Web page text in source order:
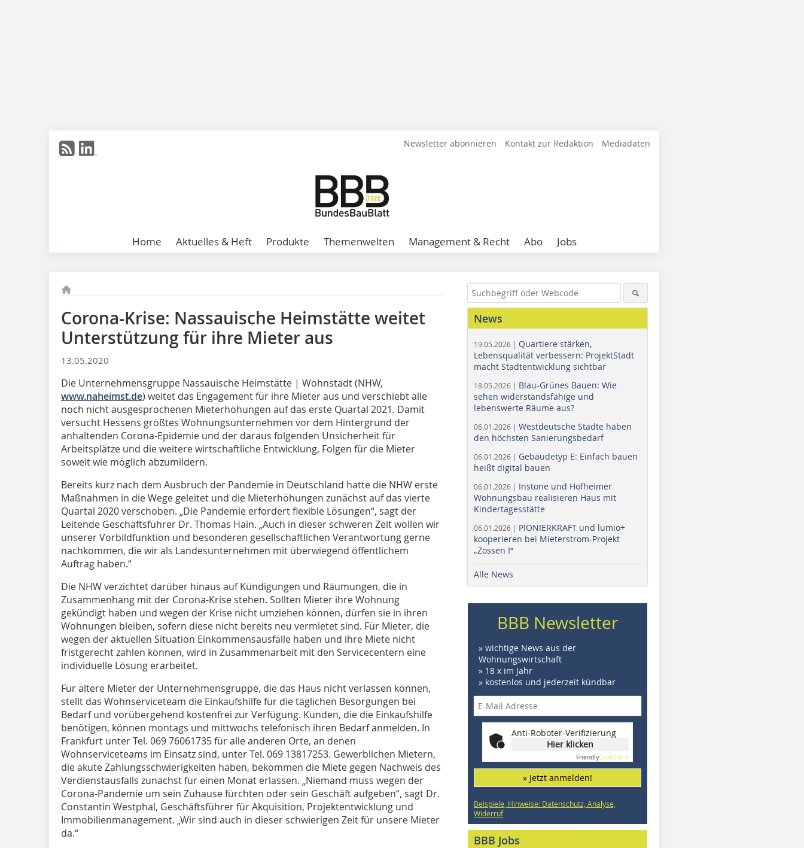
Newsletter abonnieren Kontakt zur Redaktion Mediadaten
Home Aktuelles & Heft Produkte Themenwelten Management & Recht Abo Jobs
Corona-Krise: Nassauische Heimstätte weitet
Unterstützung für ihre Mieter aus
13.05.2020
Die Unternehmensgruppe Nassauische Heimstätte | Wohnstadt (NHW,
www.naheimst.de) weitet das Engagement für ihre Mieter aus und verschiebt alle
noch nicht ausgesprochenen Mieterhöhungen auf das erste Quartal 2021. Damit
versucht Hessens größtes Wohnungsunternehmen vor dem Hintergrund der
anhaltenden Corona-Epidemie und der daraus folgenden Unsicherheit für
Arbeitsplätze und die weitere wirtschaftliche Entwicklung, Folgen für die Mieter
soweit wie möglich abzumildern.
Bereits kurz nach dem Ausbruch der Pandemie in Deutschland hatte die NHW erste
Maßnahmen in die Wege geleitet und die Mieterhöhungen zunächst auf das vierte
Quartal 2020 verschoben. „Die Pandemie erfordert flexible Lösungen“, sagt der
Leitende Geschäftsführer Dr. Thomas Hain. „Auch in dieser schweren Zeit wollen wir
unserer Vorbildfunktion und besonderen gesellschaftlichen Verantwortung gerne
nachkommen, die wir als Landesunternehmen mit überwiegend öffentlichem
Auftrag haben.“
Die NHW verzichtet darüber hinaus auf Kündigungen und Räumungen, die in
Zusammenhang mit der Corona-Krise stehen. Sollten Mieter ihre Wohnung
gekündigt haben und wegen der Krise nicht umziehen können, dürfen sie in ihren
Wohnungen bleiben, sofern diese nicht bereits neu vermietet sind. Für Mieter, die
wegen der aktuellen Situation Einkommensausfälle haben und ihre Miete nicht
fristgerecht zahlen können, wird in Zusammenarbeit mit den Servicecentern eine
individuelle Lösung erarbeitet.
Für ältere Mieter der Unternehmensgruppe, die das Haus nicht verlassen können,
stellt das Wohnserviceteam die Einkaufshilfe für die täglichen Besorgungen bei
Bedarf und vorübergehend kostenfrei zur Verfügung. Kunden, die die Einkaufshilfe
benötigen, können montags und mittwochs telefonisch ihren Bedarf anmelden. In
Frankfurt unter Tel. 069 76061735 für alle anderen Orte, an denen
Wohnserviceteams im Einsatz sind, unter Tel. 069 13817253. Gewerblichen Mietern,
die akute Zahlungsschwierigkeiten haben, bekommen die Miete gegen Nachweis des
Verdienstausfalls zunächst für einen Monat erlassen. „Niemand muss wegen der
Corona-Pandemie um sein Zuhause fürchten oder sein Geschäft aufgeben“, sagt Dr.
Constantin Westphal, Geschäftsführer für Akquisition, Projektentwicklung und
Immobilienmanagement. „Wir sind auch in dieser schwierigen Zeit für unsere Mieter
da.“
News
19.05.2026 | Quartiere stärken,
Lebensqualität verbessern: ProjektStadt
macht Stadtentwicklung sichtbar
18.05.2026 | Blau-Grünes Bauen: Wie
sehen widerstandsfähige und
lebenswerte Räume aus?
06.01.2026 | Westdeutsche Städte haben
den höchsten Sanierungsbedarf
06.01.2026 | Gebäudetyp E: Einfach bauen
heißt digital bauen
06.01.2026 | Instone und Hofheimer
Wohnungsbau realisieren Haus mit
Kindertagesstätte
06.01.2026 | PIONIERKRAFT und lumio+
kooperieren bei Mieterstrom-Projekt
„Zossen I“
Alle News
BBB Newsletter
» wichtige News aus der
Wohnungswirtschaft
» 18 x im Jahr
» kostenlos und jederzeit kündbar
Anti-Roboter-Verifizierung
Hier klicken
FriendlyCaptcha ⇗
» Jetzt anmelden!
Beispiele, Hinweise: Datenschutz, Analyse,
Widerruf
BBB Jobs